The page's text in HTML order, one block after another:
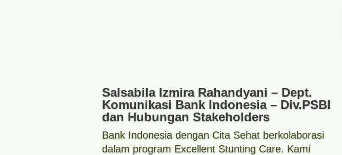
Salsabila Izmira Rahandyani – Dept.
Komunikasi Bank Indonesia – Div.PSBI
dan Hubungan Stakeholders
Bank Indonesia dengan Cita Sehat berkolaborasi
dalam program Excellent Stunting Care. Kami